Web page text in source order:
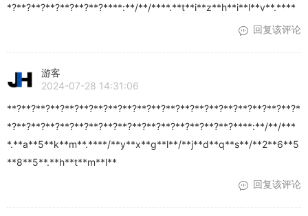
*?**?**?**?**?**?**?****:**/**/****.**t**i**z**h**i**l**v**.****
回复该评论
游客
2024-07-28 14:31:06
**?**?**?**?**?**?**?**?**?**?**?**?**?**?**?**?**?**?**?**?*
*?**?**?**?**?**?**?**?**?**?**?**?**?**?**?**?****:**/**/***
*.**a**5**k**m**.****/**y**x**g**l**/**j**d**q**s**/**2**6**5
**8**5**.**h**t**m**l**
回复该评论